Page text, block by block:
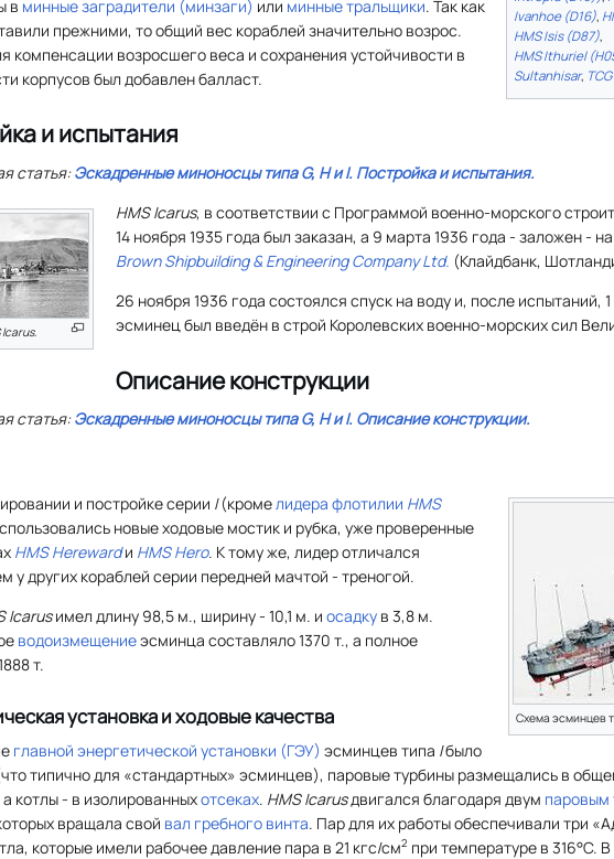
Ivanhoe (D16),
HMS Isis (D87),
HMS Ithuriel
Sultanhisar,
в минные заградители (минзаги) или минные тральщики. Так как
прежними, то общий вес кораблей значительно возрос.
компенсации возросшего веса и сохранения устойчивости в
корпусов был добавлен балласт.
и испытания
статья:Эскадренные миноносцы типаG, HиI. Постройка и испытания.
Icarus.
HMS Icarus, в соответствии с Программой военно-морского
14 ноября 1935 года был заказан, а 9 марта 1936 года - заложен - на
Brown Shipbuilding & Engineering Company Ltd. (Клайдбанк,
26 ноября 1936 года состоялся спуск на воду и, после испытаний,
эсминец был введён в строй Королевских военно-морских сил
Описание конструкции
статья:Эскадренные миноносцы типаG, HиI. Описание конструкции.
Схема эсминцев
и постройке серии I(кромелидера флотилии HMS
новые ходовые мостик и рубка, уже проверенные
HMS Herewardи HMS Hero. К тому же, лидер отличался
у других кораблей серии передней мачтой - треногой.
Icarusимел длину 98,5 м., ширину - 10,1 м. и осадку в 3,8 м.
водоизмещениеэсминца составляло 1370 т., а полное
т.
установка и ходовые качества
главной энергетической установки (ГЭУ) эсминцев типа Iбыло
типично для «стандартных» эсминцев), паровые турбины размещались в
а котлы - в изолированныхотсеках. HMS Icarusдвигался благодаря двум паровым
вращала свой вал гребного винта. Пар для их работы обеспечивали три
которые имели рабочее давление пара в 21 кгс/см2 при температуре в 316°C.